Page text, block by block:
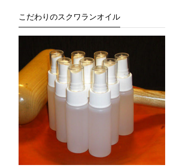
こだわりのスクワランオイル